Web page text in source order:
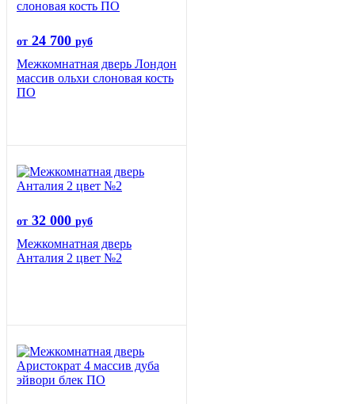
от 24 700 руб
Межкомнатная дверь Лондон
массив ольхи слоновая кость
ПО
от 32 000 руб
Межкомнатная дверь
Анталия 2 цвет №2